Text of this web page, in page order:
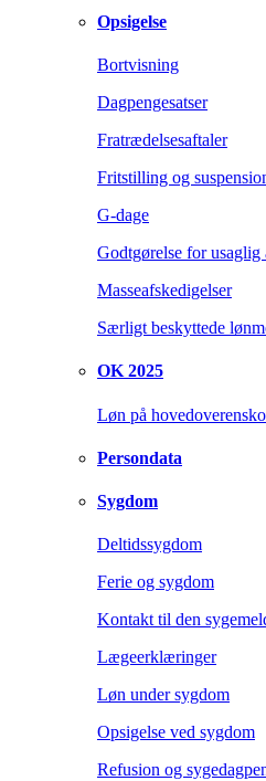
Opsigelse
Bortvisning
Dagpengesatser
Fratrædelsesaftaler
Fritstilling og
G-dage
Godtgørelse for usaglig
Masseafskedigelser
Særligt beskyttede
OK 2025
Løn på
Persondata
Sygdom
Deltidssygdom
Ferie og sygdom
Kontakt til den
Lægeerklæringer
Løn under sygdom
Opsigelse ved sygdom
Refusion og